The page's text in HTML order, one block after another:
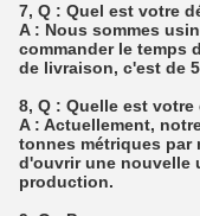
7, Q : Quel est votre
A : Nous sommes
commander le temps
de livraison, c'est de
8, Q : Quelle est
A : Actuellement,
tonnes métriques par
d'ouvrir une nouvelle
production.